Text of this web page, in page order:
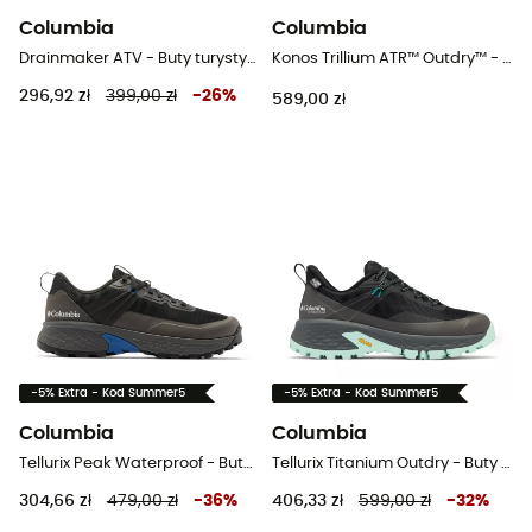
Columbia
296,92 zł 399,00 zł -26%
Columbia
589,00 zł
-5% Extra - Kod Summer5
Columbia
304,66 zł 479,00 zł -36%
-5% Extra - Kod Summer5
Columbia
406,33 zł 599,00 zł -32%